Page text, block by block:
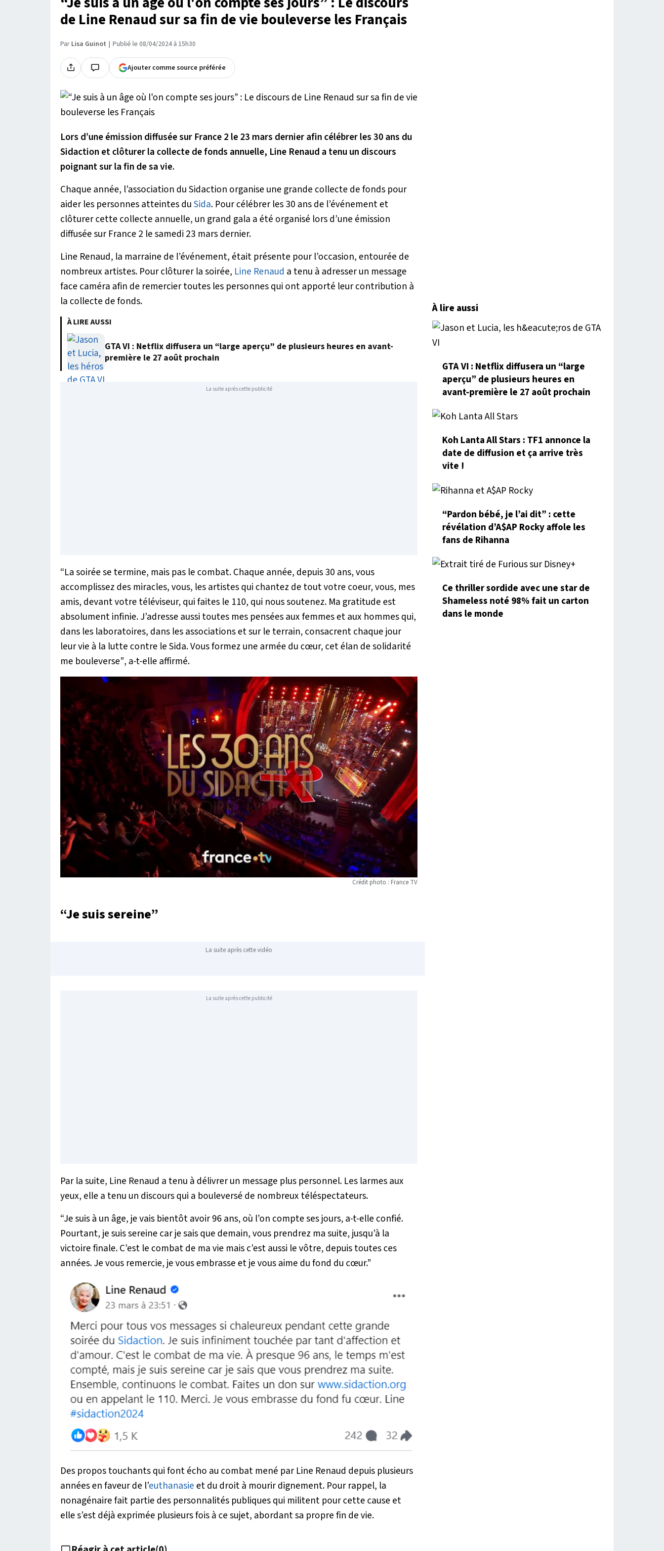
de Line Renaud sur sa fin de vie bouleverse les Français
Par Lisa Guinot Publié le 08/04/2024 à 15h30
Ajouter comme source préférée
Lors d’une émission diffusée sur France 2 le 23 mars dernier afin célébrer les 30 ans du
Sidaction et clôturer la collecte de fonds annuelle, Line Renaud a tenu un discours
poignant sur la fin de sa vie.
Chaque année, l’association du Sidaction organise une grande collecte de fonds pour
aider les personnes atteintes duSida. Pour célébrer les 30 ans de l’événement et
clôturer cette collecte annuelle, un grand gala a été organisé lors d’une émission
diffusée sur France 2 le samedi 23 mars dernier.
Line Renaud, la marraine de l’événement, était présente pour l’occasion, entourée de
nombreux artistes. Pour clôturer la soirée, Line Renaud a tenu à adresser un message
face caméra afin de remercier toutes les personnes qui ont apporté leur contribution à
la collecte de fonds.
À LIRE AUSSI
GTA VI : Netflix diffusera un “large aperçu” de plusieurs heures en avant-
première le 27 août prochain
La suite après cette publicité
“La soirée se termine, mais pas le combat. Chaque année, depuis 30 ans, vous
accomplissez des miracles, vous, les artistes qui chantez de tout votre coeur, vous, mes
amis, devant votre téléviseur, qui faites le 110, qui nous soutenez. Ma gratitude est
absolument infinie. J’adresse aussi toutes mes pensées aux femmes et aux hommes qui,
dans les laboratoires, dans les associations et sur le terrain, consacrent chaque jour
leur vie à la lutte contre le Sida. Vous formez une armée du cœur, cet élan de solidarité
me bouleverse”, a-t-elle affirmé.
Crédit photo : France TV
“Je suis sereine”
La suite après cette vidéo
La suite après cette publicité
Par la suite, Line Renaud a tenu à délivrer un message plus personnel. Les larmes aux
yeux, elle a tenu un discours qui a bouleversé de nombreux téléspectateurs.
“Je suis à un âge, je vais bientôt avoir 96 ans, où l’on compte ses jours, a-t-elle confié.
Pourtant, je suis sereine car je sais que demain, vous prendrez ma suite, jusqu’à la
victoire finale. C’est le combat de ma vie mais c’est aussi le vôtre, depuis toutes ces
années. Je vous remercie, je vous embrasse et je vous aime du fond du cœur.”
Des propos touchants qui font écho au combat mené par Line Renaud depuis plusieurs
années en faveur de l’euthanasie et du droit à mourir dignement. Pour rappel, la
nonagénaire fait partie des personnalités publiques qui militent pour cette cause et
elle s’est déjà exprimée plusieurs fois à ce sujet, abordant sa propre fin de vie.
À lire aussi
GTA VI : Netflix diffusera un “large
aperçu” de plusieurs heures en
avant-première le 27 août prochain
Koh Lanta All Stars : TF1 annonce la
date de diffusion et ça arrive très
vite !
“Pardon bébé, je l’ai dit” : cette
révélation d’A$AP Rocky affole les
fans de Rihanna
Ce thriller sordide avec une star de
Shameless noté 98% fait un carton
dans le monde